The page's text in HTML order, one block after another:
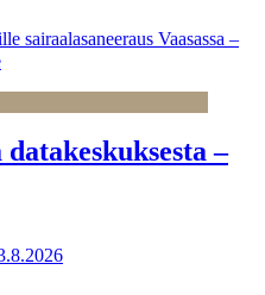
sairaalasaneeraus Vaasassa –
–